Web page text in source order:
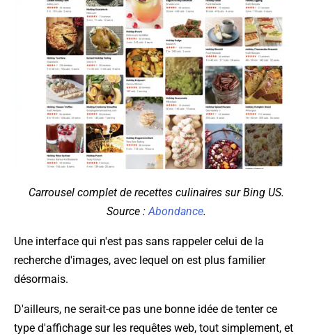
Carrousel complet de recettes culinaires sur Bing US.
Source :Abondance.
Une interface qui n'est pas sans rappeler celui de la
recherche d'images, avec lequel on est plus familier
désormais.
D'ailleurs, ne serait-ce pas une bonne idée de tenter ce
type d'affichage sur les requêtes web, tout simplement, et